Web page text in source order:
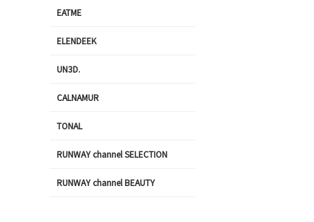
EATME
ELENDEEK
UN3D.
CALNAMUR
TONAL
RUNWAY channel SELECTION
RUNWAY channel BEAUTY